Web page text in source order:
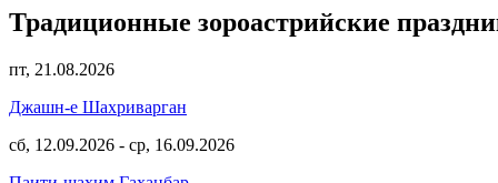
Традиционные зороастрийские
пт, 21.08.2026
Джашн-е Шахриварган
сб, 12.09.2026 - ср, 16.09.2026